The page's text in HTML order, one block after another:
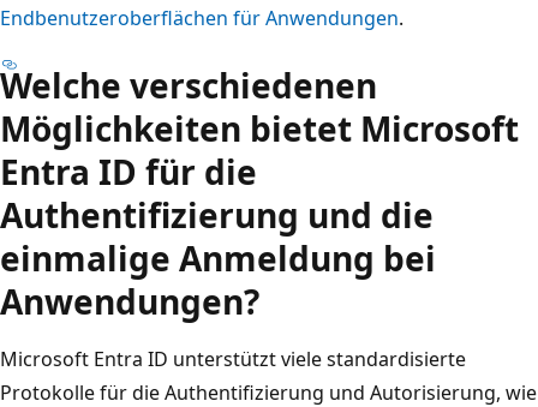
Endbenutzeroberflächen für Anwendungen.
Welche verschiedenen
Möglichkeiten bietet Microsoft
Entra ID für die
Authentifizierung und die
einmalige Anmeldung bei
Anwendungen?
Microsoft Entra ID unterstützt viele standardisierte
Protokolle für die Authentifizierung und Autorisierung, wie